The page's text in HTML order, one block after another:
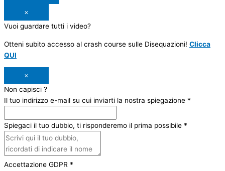
×
Vuoi guardare tutti i video?
Otteni subito accesso al crash course sulle Disequazioni! Clicca
QUI
×
Non capisci ?
Il tuo indirizzo e-mail su cui inviarti la nostra spiegazione *
Spiegaci il tuo dubbio, ti risponderemo il prima possibile *
Accettazione GDPR *